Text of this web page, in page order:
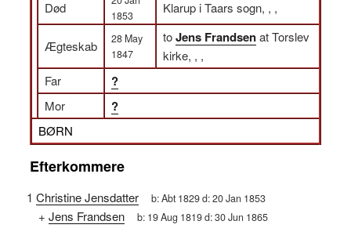
Død
1853
Klarup i Taars sogn, , ,
Ægteskab
28 May
1847
toJens Frandsenat Torslev
kirke, , ,
Far
?
Mor ?
BØRN
Efterkommere
1 Christine Jensdatter b:Abt 1829d:20 Jan 1853
+ Jens Frandsen b: 19 Aug 1819d:30 Jun 1865